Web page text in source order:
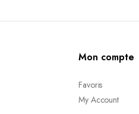
Mon compte
Favoris
My Account